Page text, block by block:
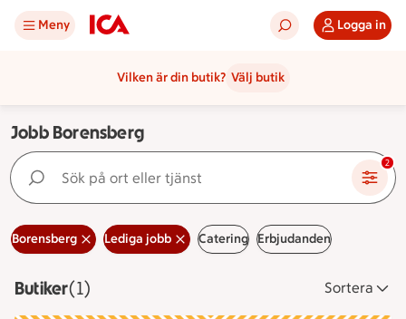
Meny Logga in
Vilken är din butik? Välj butik
Jobb Borensberg
Sök på ort eller tjänst 2
Borensberg Lediga jobb Catering Erbjudanden
ButikerVisar 1 stycken
(1) Sortera